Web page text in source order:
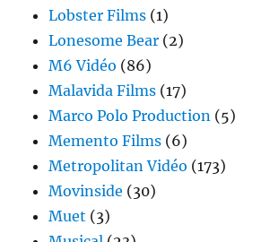
Lobster Films (1)
Lonesome Bear (2)
M6 Vidéo (86)
Malavida Films (17)
Marco Polo Production (5)
Memento Films (6)
Metropolitan Vidéo (173)
Movinside (30)
Muet (3)